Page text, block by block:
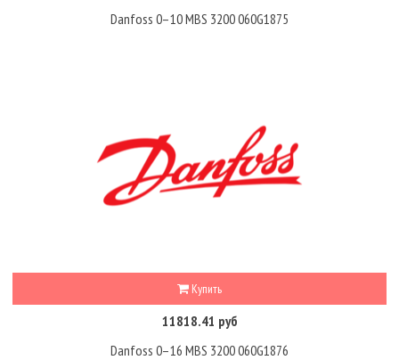
Danfoss 0–10 MBS 3200 060G1875
Купить
11818.41 руб
Danfoss 0–16 MBS 3200 060G1876